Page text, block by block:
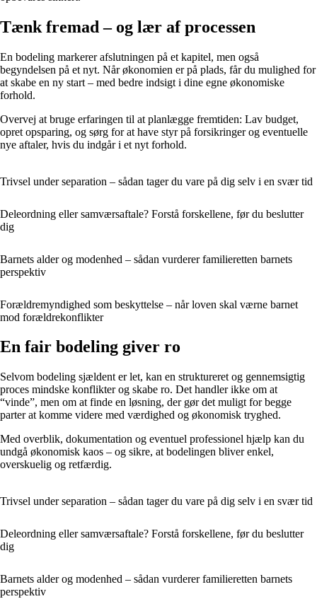
Tænk fremad – og lær af processen
En bodeling markerer afslutningen på et kapitel, men også
begyndelsen på et nyt. Når økonomien er på plads, får du mulighed for
at skabe en ny start – med bedre indsigt i dine egne økonomiske
forhold.
Overvej at bruge erfaringen til at planlægge fremtiden: Lav budget,
opret opsparing, og sørg for at have styr på forsikringer og eventuelle
nye aftaler, hvis du indgår i et nyt forhold.
Trivsel under separation – sådan tager du vare på dig selv i en svær tid
Deleordning eller samværsaftale? Forstå forskellene, før du beslutter
dig
Barnets alder og modenhed – sådan vurderer familieretten barnets
perspektiv
Forældremyndighed som beskyttelse – når loven skal værne barnet
mod forældrekonflikter
En fair bodeling giver ro
Selvom bodeling sjældent er let, kan en struktureret og gennemsigtig
proces mindske konflikter og skabe ro. Det handler ikke om at
“vinde”, men om at finde en løsning, der gør det muligt for begge
parter at komme videre med værdighed og økonomisk tryghed.
Med overblik, dokumentation og eventuel professionel hjælp kan du
undgå økonomisk kaos – og sikre, at bodelingen bliver enkel,
overskuelig og retfærdig.
Trivsel under separation – sådan tager du vare på dig selv i en svær tid
Deleordning eller samværsaftale? Forstå forskellene, før du beslutter
dig
Barnets alder og modenhed – sådan vurderer familieretten barnets
perspektiv